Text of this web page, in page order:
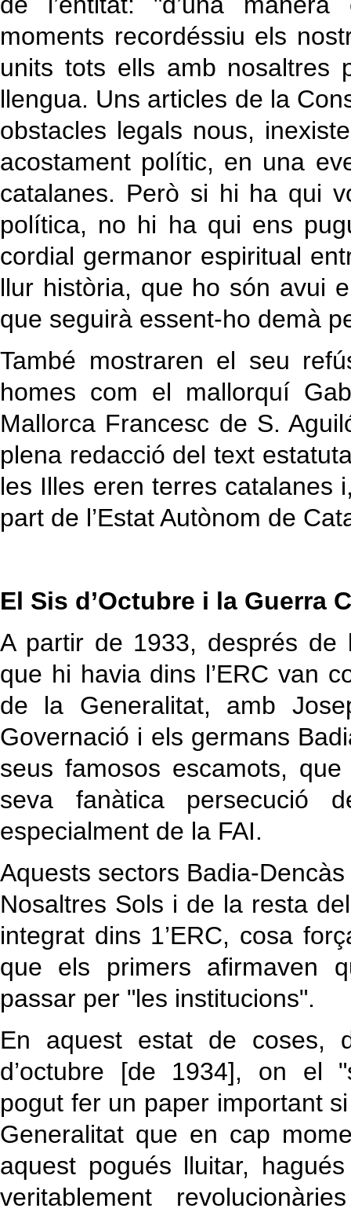
moments recordéssiu els
units tots ells amb nosaltres
llengua. Uns articles de la
obstacles legals nous,
acostament polític, en una
catalanes. Però si hi ha qui
política, no hi ha qui ens
cordial germanor espiritual
llur història, que ho són avui
que seguirà essent-ho demà
També mostraren el seu
homes com el mallorquí
Mallorca Francesc de S.
plena redacció del text
les Illes eren terres catalanes
part de l’Estat Autònom de
El Sis d’Octubre i la Guerra
A partir de 1933, després de
que hi havia dins l’ERC van
de la Generalitat, amb
Governació i els germans
seus famosos escamots,
seva fanàtica
especialment de la FAI.
Aquests sectors Badia-
Nosaltres Sols i de la resta
integrat dins 1’ERC, cosa
que els primers afirmaven
passar per "les institucions".
En aquest estat de coses,
d’octubre [de 1934], on el
pogut fer un paper important
Generalitat que en cap
aquest pogués lluitar,
veritablement